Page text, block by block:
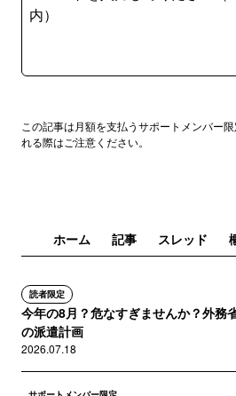
この記事は月額を支払うサポートメンバー
れる際はご注意ください。
ホーム 記事 スレッド
読者限定
今年の8月？危なすぎませんか？外務
の派遣計画
2026.07.18